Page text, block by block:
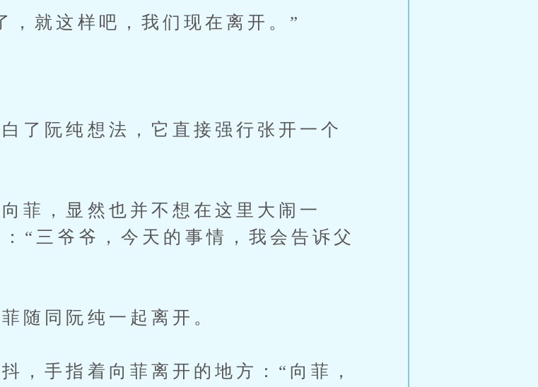
这样吧，我们现在离开。”
阮纯想法，它直接强行张开一个
，显然也并不想在这里大闹一
“三爷爷，今天的事情，我会告诉父
同阮纯一起离开。
手指着向菲离开的地方：“向菲，